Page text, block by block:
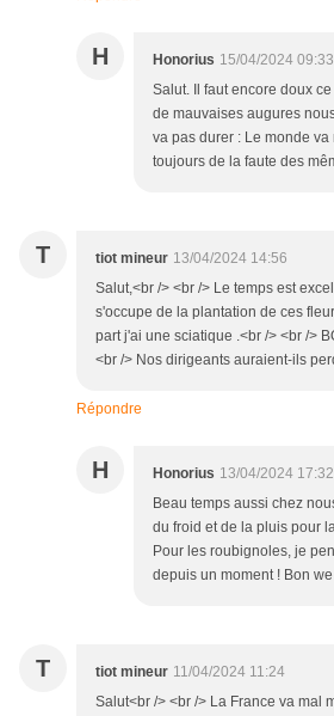
H Honorius 15/04/2024 09:33
Salut. Il faut encore doux
de mauvaises augures
va pas durer : Le monde
toujours de la faute des
T tiot mineur 13/04/2024 14:56
Salut,<br /> <br /> Le temps est
s'occupe de la plantation de ces
part j'ai une sciatique .<br /> <br />
<br /> Nos dirigeants auraient-ils
Répondre
H Honorius 13/04/2024 17:32
Beau temps aussi chez
du froid et de la pluis pour
Pour les roubignoles, je
depuis un moment ! Bon we
T tiot mineur 11/04/2024 11:24
Salut<br /> <br /> La France va mal